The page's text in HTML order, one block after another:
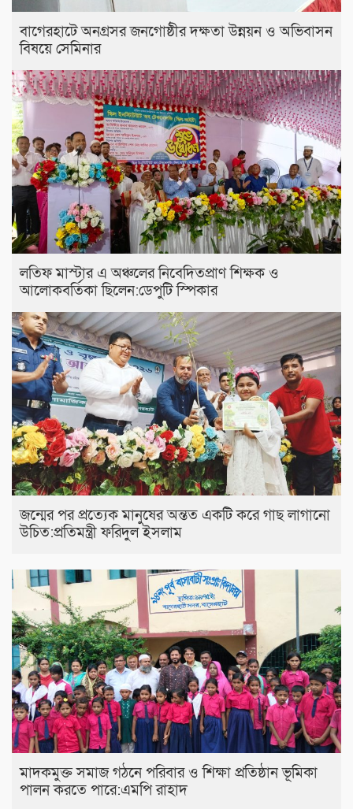
বাগেরহাটে অনগ্রসর জনগোষ্ঠীর দক্ষতা উন্নয়ন ও অভিবাসন
বিষয়ে সেমিনার
লতিফ মাস্টার এ অঞ্চলের নিবেদিতপ্রাণ শিক্ষক ও
আলোকবর্তিকা ছিলেন:ডেপুটি স্পিকার
জন্মের পর প্রত্যেক মানুষের অন্তত একটি করে গাছ লাগানো
উচিত:প্রতিমন্ত্রী ফরিদুল ইসলাম
মাদকমুক্ত সমাজ গঠনে পরিবার ও শিক্ষা প্রতিষ্ঠান ভূমিকা
পালন করতে পারে:এমপি রাহাদ